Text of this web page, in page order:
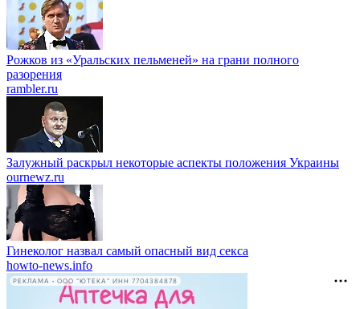
Рожков из «Уральских пельменей» на грани полного
разорения
rambler.ru
Залужный раскрыл некоторые аспекты положения Украины
ournewz.ru
Гинеколог назвал самый опасный вид секса
howto-news.info
РЕКЛАМА • ООО "ЮТЕКА" ИНН 7704384878